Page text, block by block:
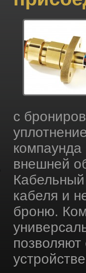
с
компаунда
внешней
кабеля и
броню.
позволяют